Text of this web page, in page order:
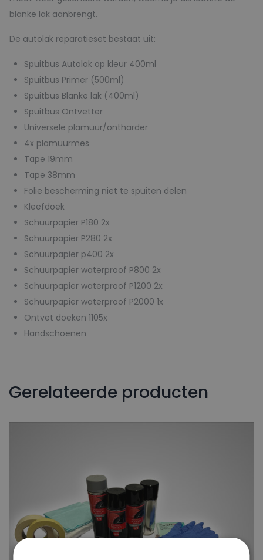
blanke lak aanbrengt.
De autolak reparatieset bestaat uit:
Spuitbus Autolak op kleur 400ml
Spuitbus Primer (500ml)
Spuitbus Blanke lak (400ml)
Spuitbus Ontvetter
Universele plamuur/ontharder
4x plamuurmes
Tape 19mm
Tape 38mm
Folie bescherming niet te spuiten delen
Kleefdoek
Schuurpapier P180 2x
Schuurpapier P280 2x
Schuurpapier p400 2x
Schuurpapier waterproof P800 2x
Schuurpapier waterproof P1200 2x
Schuurpapier waterproof P2000 1x
Ontvet doeken 1105x
Handschoenen
Gerelateerde producten